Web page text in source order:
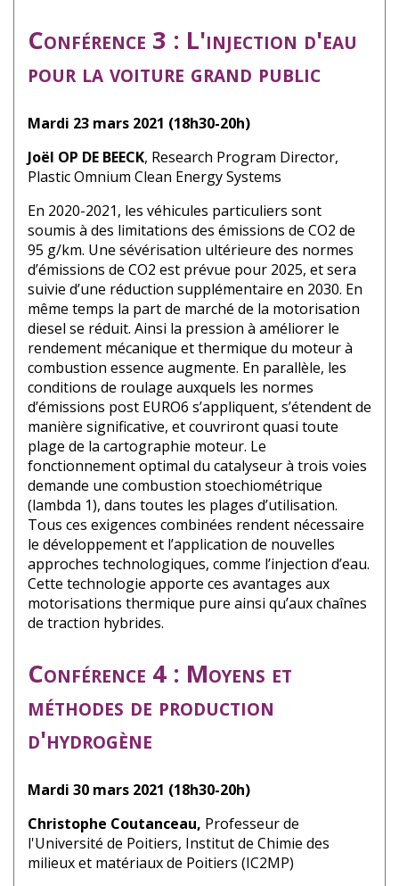
Conférence 3 : L'injection d'eau
pour la voiture grand public
Mardi 23 mars 2021 (18h30-20h)
Joël OP DE BEECK, Research Program Director,
Plastic Omnium Clean Energy Systems
En 2020-2021, les véhicules particuliers sont
soumis à des limitations des émissions de CO2 de
95 g/km. Une sévérisation ultérieure des normes
d’émissions de CO2 est prévue pour 2025, et sera
suivie d’une réduction supplémentaire en 2030. En
même temps la part de marché de la motorisation
diesel se réduit. Ainsi la pression à améliorer le
rendement mécanique et thermique du moteur à
combustion essence augmente. En parallèle, les
conditions de roulage auxquels les normes
d’émissions post EURO6 s’appliquent, s’étendent de
manière significative, et couvriront quasi toute
plage de la cartographie moteur. Le
fonctionnement optimal du catalyseur à trois voies
demande une combustion stoechiométrique
(lambda 1), dans toutes les plages d’utilisation.
Tous ces exigences combinées rendent nécessaire
le développement et l’application de nouvelles
approches technologiques, comme l’injection d’eau.
Cette technologie apporte ces avantages aux
motorisations thermique pure ainsi qu’aux chaînes
de traction hybrides.
Conférence 4 : Moyens et
méthodes de production
d'hydrogène
Mardi 30 mars 2021 (18h30-20h)
Christophe Coutanceau, Professeur de
l'Université de Poitiers, Institut de Chimie des
milieux et matériaux de Poitiers (IC2MP)